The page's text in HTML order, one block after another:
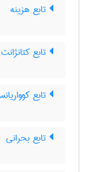
تابع هزینه
تابع
تابع
تابع بحرانی